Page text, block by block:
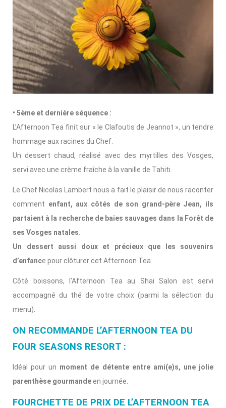
• 5ème et dernière séquence :
L’Afternoon Tea finit sur « le Clafoutis de Jeannot », un tendre
hommage aux racines du Chef.
Un dessert chaud, réalisé avec des myrtilles des Vosges,
servi avec une crème fraîche à la vanille de Tahiti.
Le Chef Nicolas Lambert nous a fait le plaisir de nous raconter
comment enfant, aux côtés de son grand-père Jean, ils
partaient à la recherche de baies sauvages dans la Forêt de
ses Vosges natales
Un dessert aussi doux et précieux que les souvenirs
d’enfance pour clôturer cet Afternoon Tea…
Côté boissons, l’Afternoon Tea au Shai Salon est servi
accompagné du thé de votre choix (parmi la sélection du
menu).
ON RECOMMANDE L’AFTERNOON TEA DU
FOUR SEASONS RESORT :
Idéal pour un moment de détente entre ami(e)s, une jolie
parenthèse gourmandeen journée.
FOURCHETTE DE PRIX DE L’AFTERNOON TEA